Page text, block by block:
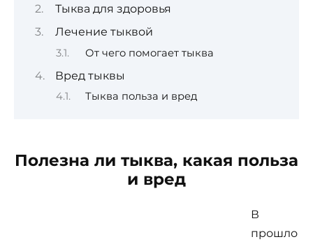
Тыква для здоровья
Лечение тыквой
От чего помогает тыква
Вред тыквы
Тыква польза и вред
Полезна ли тыква, какая польза
и вред
В
прошло